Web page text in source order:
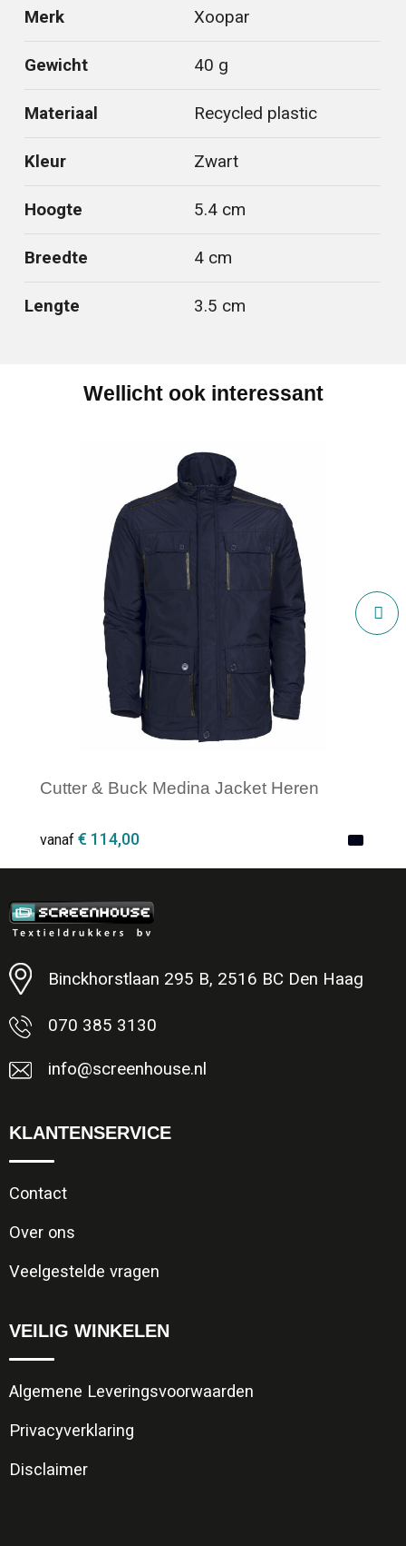
Merk Xoopar
Gewicht 40 g
Materiaal Recycled plastic
Kleur Zwart
Hoogte 5.4 cm
Breedte 4 cm
Lengte 3.5 cm
Wellicht ook interessant
Cutter & Buck Medina Jacket Heren
vanaf € 114,00
Minimale afname: 1
Binckhorstlaan 295 B, 2516 BC Den Haag
070 385 3130
info@screenhouse.nl
KLANTENSERVICE
Contact
Over ons
Veelgestelde vragen
VEILIG WINKELEN
Algemene Leveringsvoorwaarden
Privacyverklaring
Disclaimer